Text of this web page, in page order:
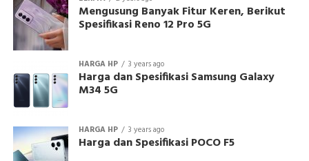
Mengusung Banyak Fitur Keren, Berikut
Spesifikasi Reno 12 Pro 5G
HARGA HP 3 years ago
Harga dan Spesifikasi Samsung Galaxy
M34 5G
HARGA HP 3 years ago
Harga dan Spesifikasi POCO F5